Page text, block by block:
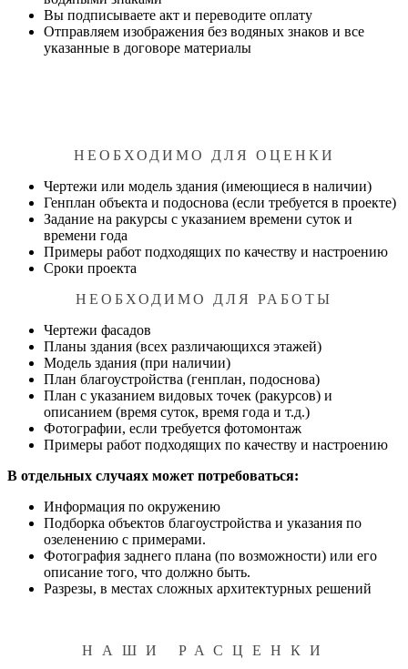
Вы подписываете акт и переводите оплату
Отправляем изображения без водяных знаков и все
указанные в договоре материалы
НЕОБХОДИМО ДЛЯ ОЦЕНКИ
Чертежи или модель здания (имеющиеся в наличии)
Генплан объекта и подоснова (если требуется в проекте)
Задание на ракурсы с указанием времени суток и
времени года
Примеры работ подходящих по качеству и настроению
Сроки проекта
НЕОБХОДИМО ДЛЯ РАБОТЫ
Чертежи фасадов
Планы здания (всех различающихся этажей)
Модель здания (при наличии)
План благоустройства (генплан, подоснова)
План с указанием видовых точек (ракурсов) и
описанием (время суток, время года и т.д.)
Фотографии, если требуется фотомонтаж
Примеры работ подходящих по качеству и настроению
В отдельных случаях может потребоваться:
Информация по окружению
Подборка объектов благоустройства и указания по
озеленению с примерами.
Фотография заднего плана (по возможности) или его
описание того, что должно быть.
Разрезы, в местах сложных архитектурных решений
НАШИ РАСЦЕНКИ